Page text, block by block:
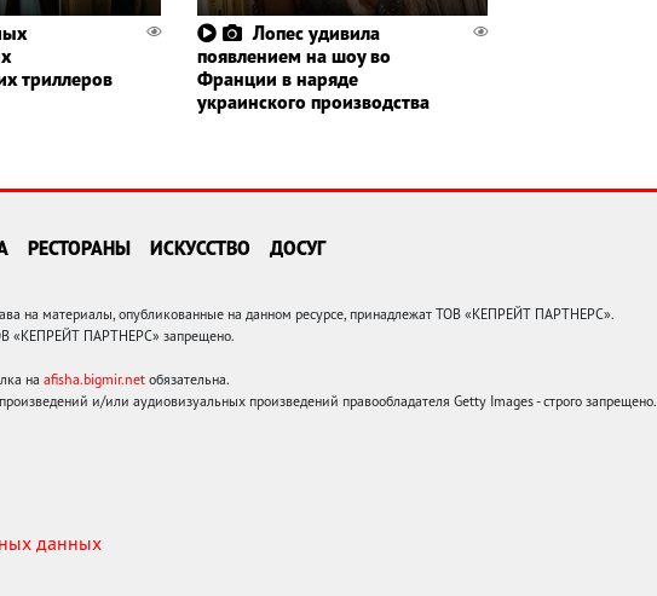
триллеров
Лопес удивила
появлением на шоу во
Франции в наряде
украинского производства
РЕСТОРАНЫ ИСКУССТВО ДОСУГ
материалы, опубликованные на данном ресурсе, принадлежат ТОВ «КЕПРЕЙТ ПАРТНЕРС».
«КЕПРЕЙТ ПАРТНЕРС» запрещено.
на afisha.bigmir.net обязательна.
и/или аудиовизуальных произведений правообладателя Getty Images - строго запрещено.
данных